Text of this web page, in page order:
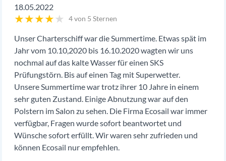
18.05.2022
★★★★★ 4 von 5 Sternen
Unser Charterschiff war die Summertime. Etwas spät im
Jahr vom 10.10,2020 bis 16.10.2020 wagten wir uns
nochmal auf das kalte Wasser für einen SKS
Prüfungstörn. Bis auf einen Tag mit Superwetter.
Unsere Summertime war trotz ihrer 10 Jahre in einem
sehr guten Zustand. Einige Abnutzung war auf den
Polstern im Salon zu sehen. Die Firma Ecosail war immer
verfügbar, Fragen wurde sofort beantwortet und
Wünsche sofort erfüllt. Wir waren sehr zufrieden und
können Ecosail nur empfehlen.